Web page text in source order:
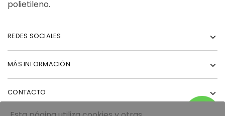
polietileno.
REDES SOCIALES
MÁS INFORMACIÓN
CONTACTO